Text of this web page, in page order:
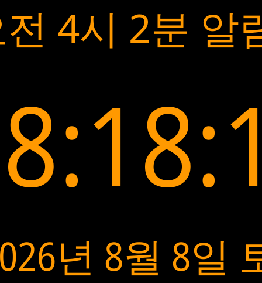
4시 2분 알
년 8월 8일